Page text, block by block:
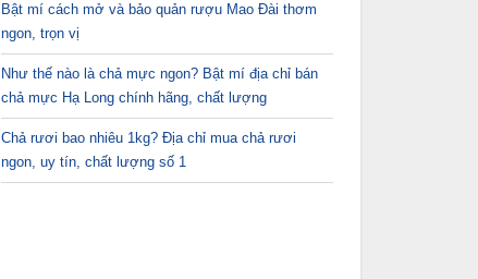
Bật mí cách mở và bảo quản rượu Mao Đài thơm
ngon, trọn vị
Như thế nào là chả mực ngon? Bật mí địa chỉ bán
chả mực Hạ Long chính hãng, chất lượng
Chả rươi bao nhiêu 1kg? Địa chỉ mua chả rươi
ngon, uy tín, chất lượng số 1